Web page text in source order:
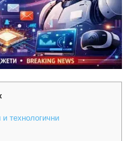
и технологични